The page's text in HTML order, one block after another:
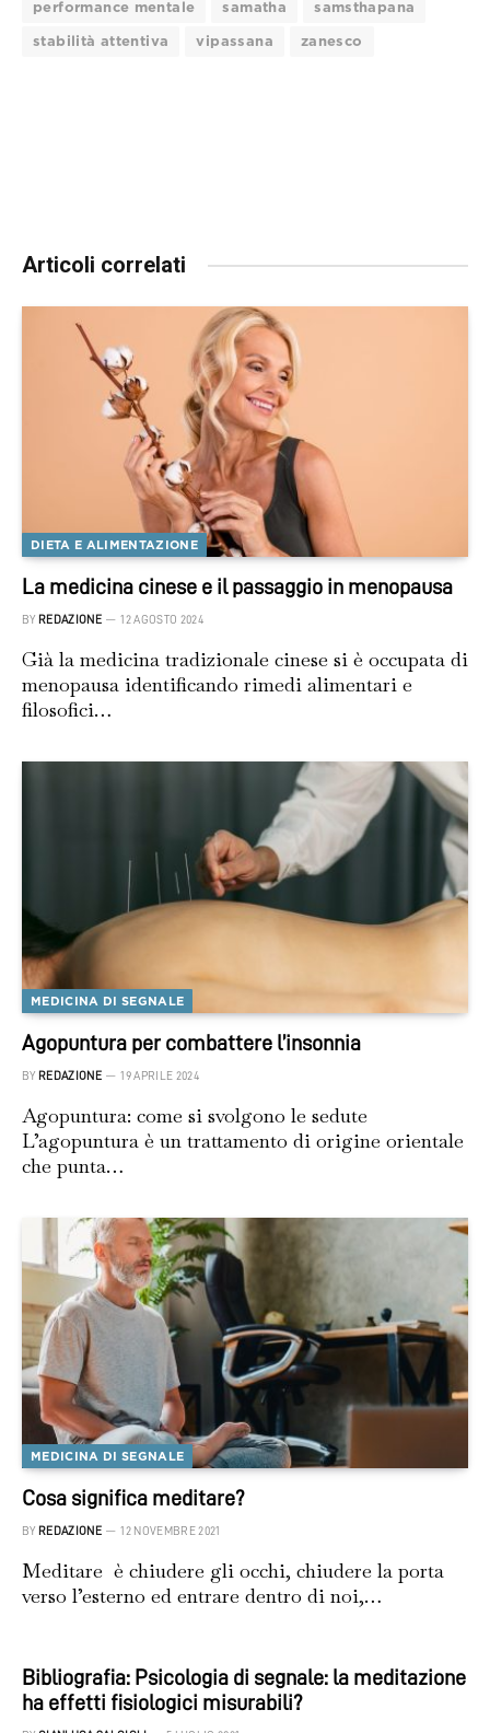
performance mentale samatha samsthapana
stabilità attentiva vipassana zanesco
Articoli correlati
DIETA E ALIMENTAZIONE
La medicina cinese e il passaggio in menopausa
BY REDAZIONE 12 AGOSTO 2024
Già la medicina tradizionale cinese si è occupata di
menopausa identificando rimedi alimentari e
filosofici…
MEDICINA DI SEGNALE
Agopuntura per combattere l’insonnia
BY REDAZIONE 19 APRILE 2024
Agopuntura: come si svolgono le sedute
L’agopuntura è un trattamento di origine orientale
che punta…
MEDICINA DI SEGNALE
Cosa significa meditare?
BY REDAZIONE 12 NOVEMBRE 2021
Meditare è chiudere gli occhi, chiudere la porta
verso l’esterno ed entrare dentro di noi,…
Bibliografia: Psicologia di segnale: la meditazione
ha effetti fisiologici misurabili?